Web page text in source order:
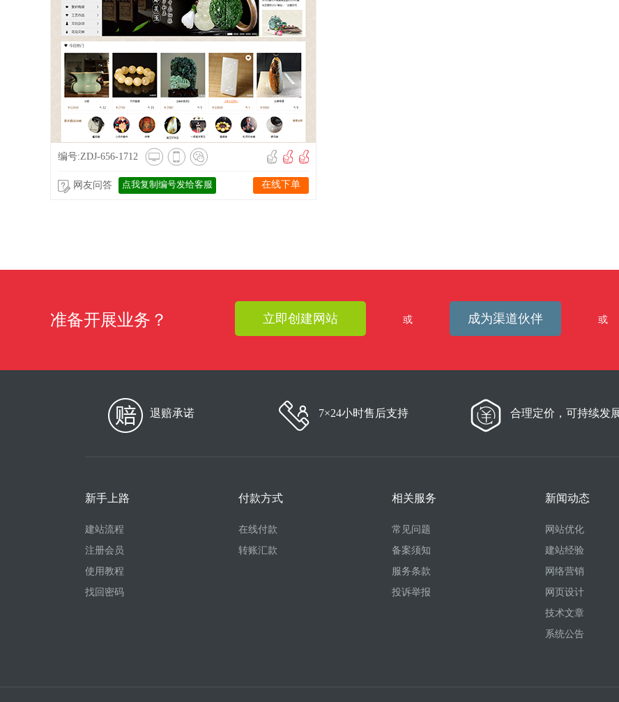
编号:ZDJ-656-1712
网友问答 点我复制编号发给客服 在线下单
准备开展业务？ 立即创建网站 或 成为渠道伙伴 或
退赔承诺 7×24小时售后支持 合理定价，可持续发
新手上路
建站流程
注册会员
使用教程
找回密码
付款方式
在线付款
转账汇款
相关服务
常见问题
备案须知
服务条款
投诉举报
新闻动态
网站优化
建站经验
网络营销
网页设计
技术文章
系统公告